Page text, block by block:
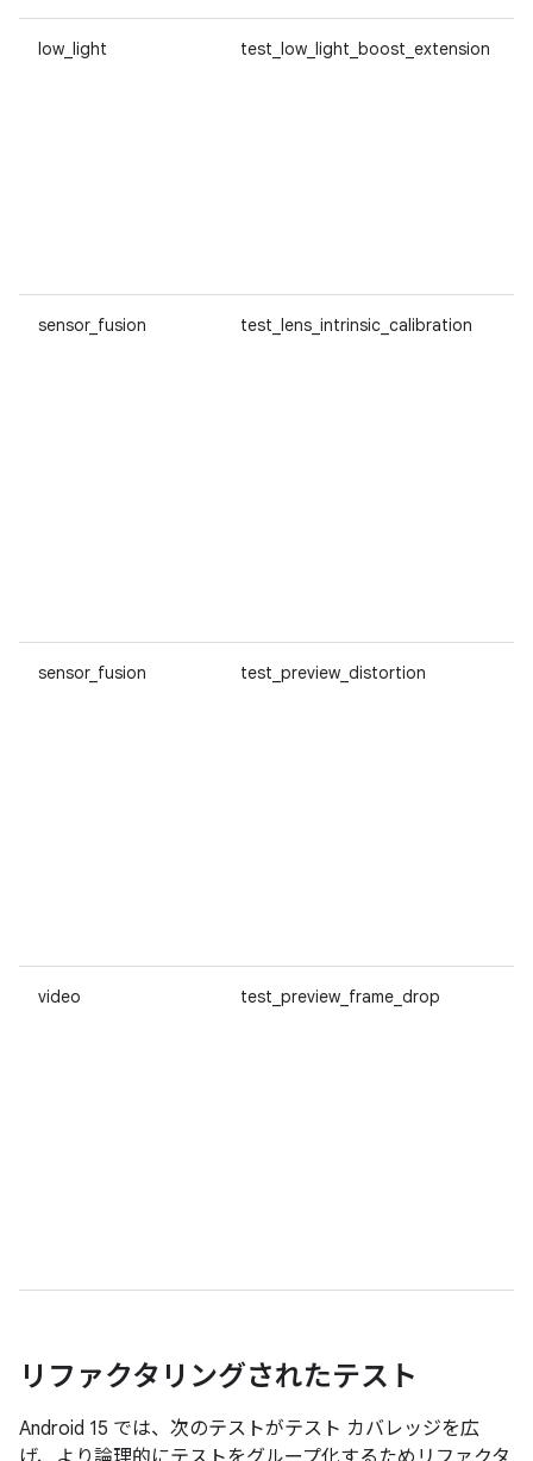
low_light test_low_light_boost_extension
sensor_fusion test_lens_intrinsic_calibration
sensor_fusion test_preview_distortion
video test_preview_frame_drop
リファクタリングされたテスト
Android 15 では、次のテストがテスト カバレッジを広